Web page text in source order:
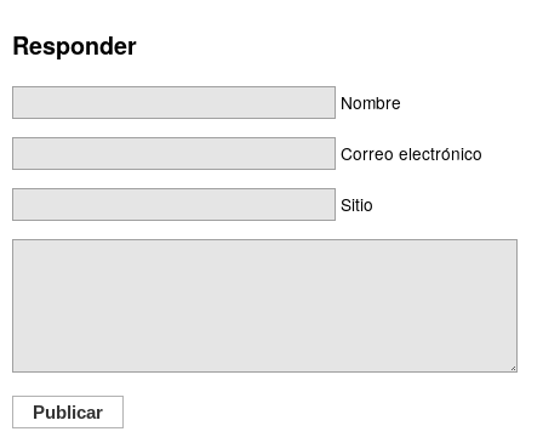
Responder
Nombre
Correo electrónico
Sitio
Publicar